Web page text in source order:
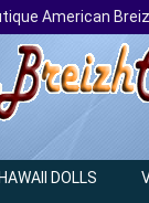
American
HAWAII DOLLS